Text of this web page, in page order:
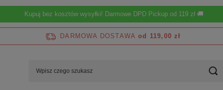
Kupuj bez kosztów wysyłki! Darmowe DPD Pickup od 119 zł 🚚
DARMOWA DOSTAWA od 119,00 zł